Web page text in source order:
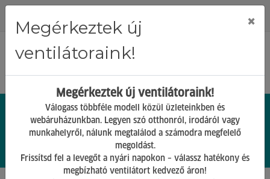
0 0.
Megérkeztek új
ventilátoraink!
×
Megérkeztek új ventilátoraink!
Válogass többféle modell közül üzleteinkben és
webáruházunkban. Legyen szó otthonról, irodáról vagy
munkahelyről, nálunk megtalálod a számodra megfelelő
megoldást.
Frissítsd fel a levegőt a nyári napokon – válassz hatékony és
megbízható ventilátort kedvező áron!